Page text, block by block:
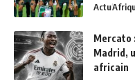
Actu
Mercato
Madrid,
africain